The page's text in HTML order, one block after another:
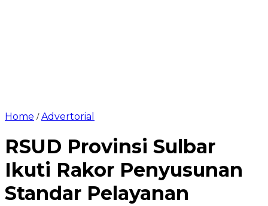
Home /Advertorial
RSUD Provinsi Sulbar
Ikuti Rakor Penyusunan
Standar Pelayanan